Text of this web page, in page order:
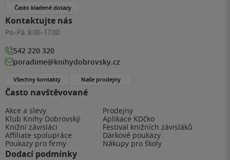
Často navštěvované
Akce a slevy
Prodejny
Klub Knihy Dobrovský
Aplikace KDčko
Knižní závisláci
Festival knižních závisláků
Affiliate spolupráce
Dárkové poukazy
Poukazy pro firmy
Nákupy pro školy
Dodací podmínky
Často kladené dotazy
Kontaktujte nás
Po–Pá: 8:00–17:00
542 220 320
poradime@knihydobrovsky.cz
Všechny kontakty Naše prodejny